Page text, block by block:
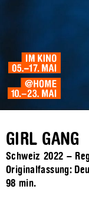
GIRL GANG
Schweiz 2022 –
Originalfassung:
98 min.